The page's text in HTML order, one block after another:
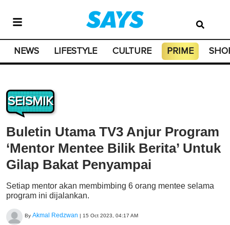
NEWS LIFESTYLE CULTURE PRIME
SEISMIK
Buletin Utama TV3 Anjur Program
‘Mentor Mentee Bilik Berita’ Untuk
Gilap Bakat Penyampai
Setiap mentor akan membimbing 6 orang mentee selama
program ini dijalankan.
By Akmal Redzwan | 15 Oct 2023, 04:17 AM